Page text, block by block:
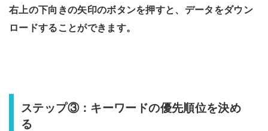
右上の下向きの矢印のボタンを押すと、データをダウン
ロードすることができます。
ステップ③：キーワードの優先順位を決め
る